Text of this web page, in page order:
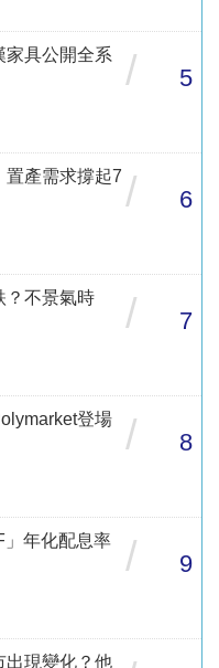
具公開全系
/ 5
產需求撐起7 / 6
？不景氣時
/ 7
登場
/ 8
年化配息率
/ 9
出現變化？他